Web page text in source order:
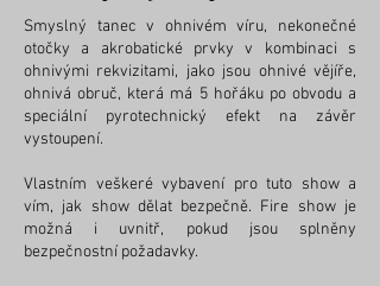
Smyslný tanec v ohnivém víru, nekonečné
otočky a akrobatické prvky v kombinaci s
ohnivými rekvizitami, jako jsou ohnivé vějíře,
ohnivá obruč, která má 5 hořáku po obvodu a
speciální pyrotechnický efekt na závěr
vystoupení.
Vlastním veškeré vybavení pro tuto show a
vím, jak show dělat bezpečně. Fire show je
možná i uvnitř, pokud jsou splněny
bezpečnostní požadavky.